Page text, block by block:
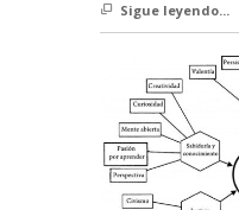
Sigue leyendo...